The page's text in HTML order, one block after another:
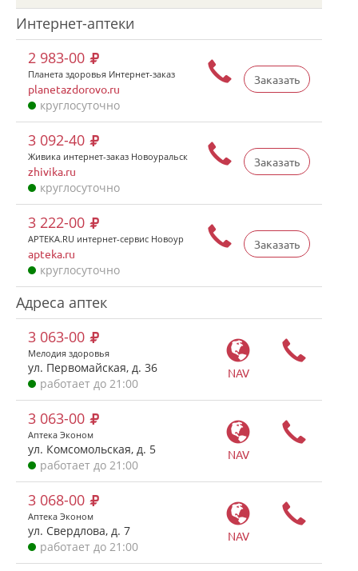
Интернет-аптеки
Заказать
2 983-00
Планета здоровья Интернет-заказ
planetazdorovo.ru
круглосуточно
Заказать
3 092-40
Живика интернет-заказ Новоуральск
zhivika.ru
круглосуточно
Заказать
3 222-00
APTEKA.RU интернет-сервис Новоур
apteka.ru
круглосуточно
Адреса аптек
NAV
3 063-00
Мелодия здоровья
ул. Первомайская, д. 36
работает до 21:00
NAV
3 063-00
Аптека Эконом
ул. Комсомольская, д. 5
работает до 21:00
NAV
3 068-00
Аптека Эконом
ул. Свердлова, д. 7
работает до 21:00